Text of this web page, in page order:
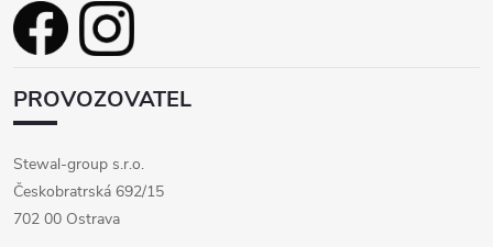
PROVOZOVATEL
Stewal-group s.r.o.
Českobratrská 692/15
702 00 Ostrava